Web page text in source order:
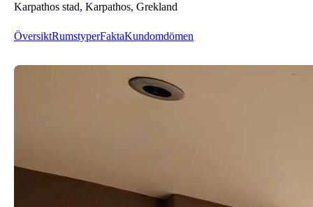
Karpathos stad, Karpathos, Grekland
ÖversiktRumstyperFaktaKundomdömen